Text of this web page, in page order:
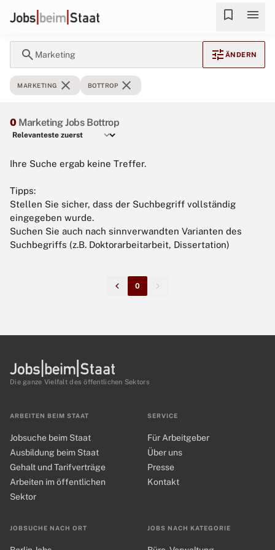
bookmark menu
search Marketing tune ÄNDERN
MARKETING close BOTTROP close
0 Marketing Jobs Bottrop
Ihre Suche ergab keine Treffer.
Tipps:
Stellen Sie sicher, dass der Suchbegriff vollständig
eingegeben wurde.
Suchen Sie auch nach sinnverwandten Varianten des
Suchbegriffs (z.B. Doktorarbeitarbeit, Dissertation)
0
Die ganze Vielfalt des öffentlichen Sektors
ARBEITEN BEIM STAAT
Jobsuche beim Staat
Ausbildung beim Staat
Gehalt und Tarifverträge
Arbeiten im öffentlichen
Sektor
JOBSUCHE NACH ORT JOBS NACH KATEGORIE
SERVICE
Für Arbeitgeber
Über uns
Presse
Kontakt